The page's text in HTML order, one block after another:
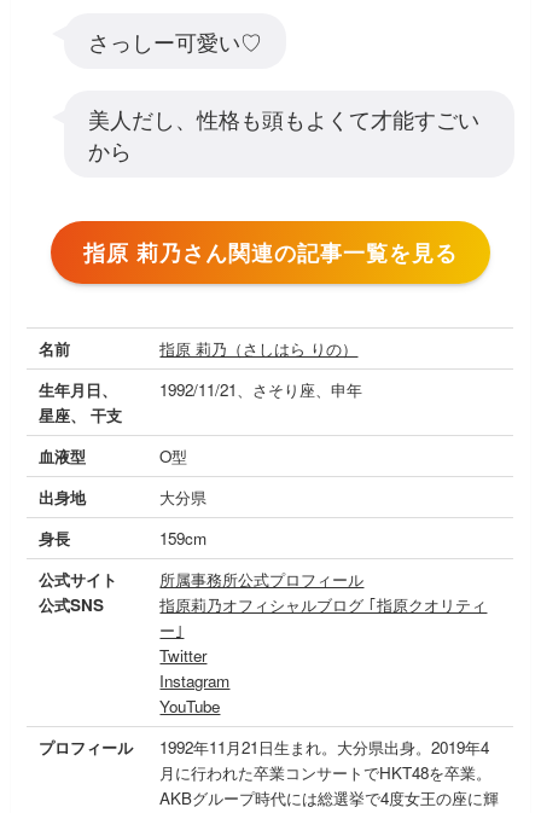
さっしー可愛い♡
美人だし、性格も頭もよくて才能すごい
から
指原 莉乃さん関連の記事一覧を見る
名前
指原 莉乃（さしはら りの）
生年月日、
星座、 干支
1992/11/21、さそり座、申年
血液型
O型
出身地
大分県
身長
159cm
公式サイト
公式SNS
所属事務所公式プロフィール
指原莉乃オフィシャルブログ ｢指原クオリティ
ー｣
Twitter
Instagram
YouTube
プロフィール
1992年11月21日生まれ。大分県出身。2019年4
月に行われた卒業コンサートでHKT48を卒業。
AKBグループ時代には総選挙で4度女王の座に輝